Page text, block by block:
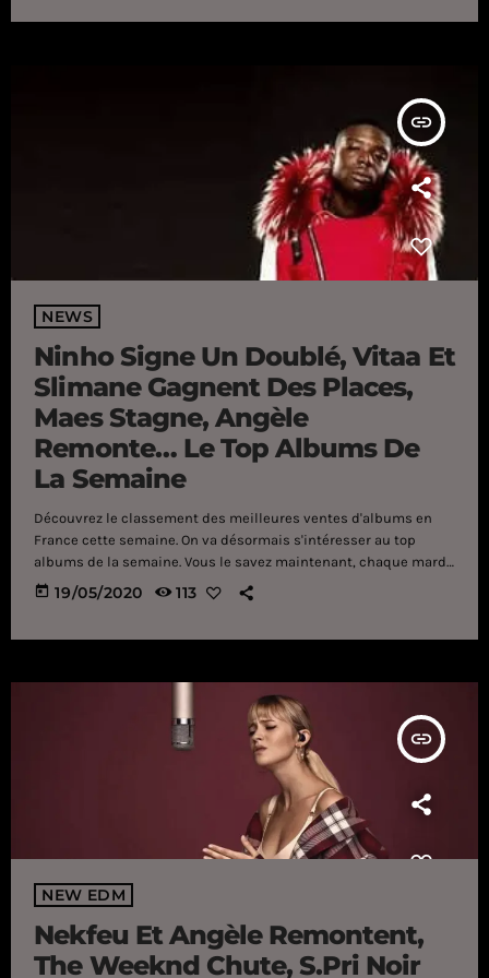
insert_link
NEWS
Ninho Signe Un Doublé, Vitaa Et
Slimane Gagnent Des Places,
Maes Stagne, Angèle
Remonte… Le Top Albums De
La Semaine
Découvrez le classement des meilleures ventes d'albums en
France cette semaine. On va désormais s'intéresser au top
albums de la semaine. Vous le savez maintenant, chaque mardi
on vous dévoile le classement des meilleures ventes d'albums
en France et, pas de surprise, cette semaine encore c'est Ninho
today 19/05/2020 113
insert_link
NEW EDM
Nekfeu Et Angèle Remontent,
The Weeknd Chute, S.Pri Noir